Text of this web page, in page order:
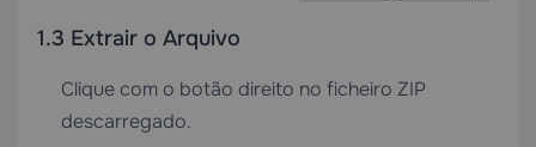
1.3 Extrair o Arquivo
Clique com o botão direito no ficheiro ZIP
descarregado.